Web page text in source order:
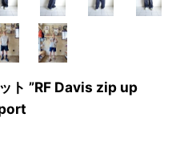
ト ”RF Davis zip up